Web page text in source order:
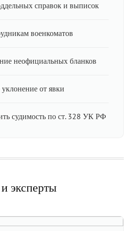
справок и выписок
военкоматов
неофициальных бланков
от явки
судимость по ст. 328 УК РФ
эксперты